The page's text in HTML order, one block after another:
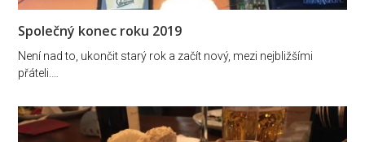
Společný konec roku 2019
Není nad to, ukončit starý rok a začít nový, mezi nejbližšími
přáteli.…